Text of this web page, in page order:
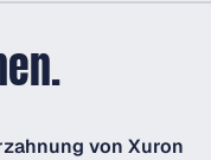
von Xuron